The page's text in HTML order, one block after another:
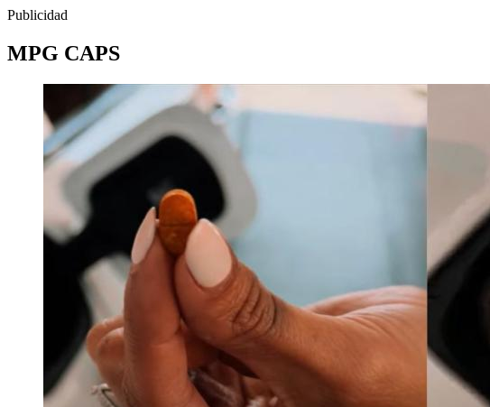
Publicidad
MPG CAPS